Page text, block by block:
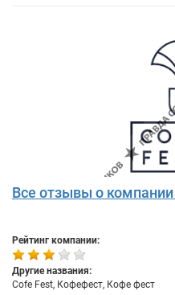
Все отзывы о
Рейтинг компании:
Другие названия:
Cofe Fest, Кофефест, Кофе фест